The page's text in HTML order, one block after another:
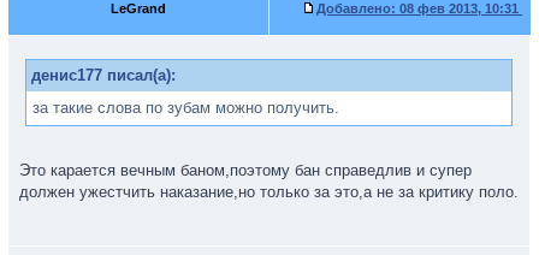
LeGrand Добавлено: 08 фев 2013, 10:31
денис177 писал(а):
за такие слова по зубам можно получить.
Это карается вечным баном,поэтому бан справедлив и супер
должен ужестчить наказание,но только за это,а не за критику поло.